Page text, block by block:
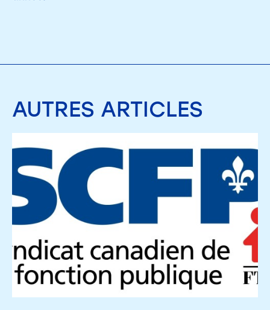
AUTRES ARTICLES